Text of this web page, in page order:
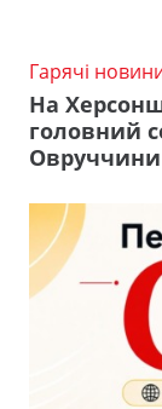
Гарячі
На
головний
Овруччини